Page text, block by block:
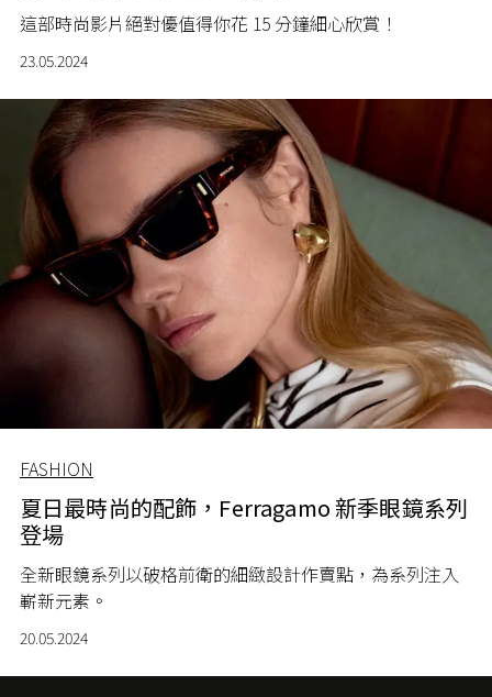
這部時尚影片絕對優值得你花 15 分鐘細心欣賞！
23.05.2024
FASHION
夏日最時尚的配飾，Ferragamo 新季眼鏡系列
登場
全新眼鏡系列以破格前衛的細緻設計作賣點，為系列注入
嶄新元素。
20.05.2024